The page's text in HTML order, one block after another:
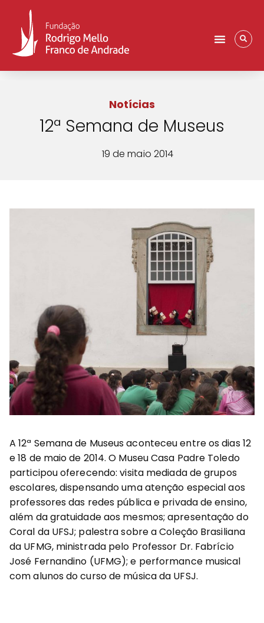
Notícias
12ª Semana de Museus
19 de maio 2014
A 12ª Semana de Museus aconteceu entre os dias 12
e 18 de maio de 2014. O Museu Casa Padre Toledo
participou oferecendo: visita mediada de grupos
escolares, dispensando uma atenção especial aos
professores das redes pública e privada de ensino,
além da gratuidade aos mesmos; apresentação do
Coral da UFSJ; palestra sobre a Coleção Brasiliana
da UFMG, ministrada pelo Professor Dr. Fabrício
José Fernandino (UFMG); e performance musical
com alunos do curso de música da UFSJ.